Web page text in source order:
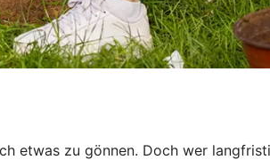
etwas zu gönnen. Doch wer